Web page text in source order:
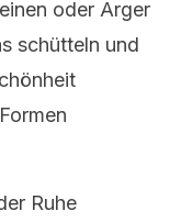
oder Ärger
schütteln und
Ruhe